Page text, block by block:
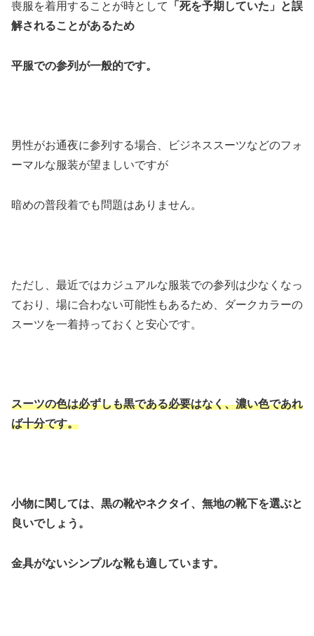
喪服を着用することが時として
「死を予期していた」と誤
解されることがあるため
平服での参列が一般的です。
男性がお通夜に参列する場合、ビジネススーツなどのフォ
ーマルな服装が望ましいですが
暗めの普段着でも問題はありません。
ただし、最近ではカジュアルな服装での参列は少なくなっ
ており、場に合わない可能性もあるため、ダークカラーの
スーツを一着持っておくと安心です。
スーツの色は必ずしも黒である必要はなく、濃い色であれ
ば十分です。
小物に関しては、黒の靴やネクタイ、無地の靴下を選ぶと
良いでしょう。
金具がないシンプルな靴も適しています。